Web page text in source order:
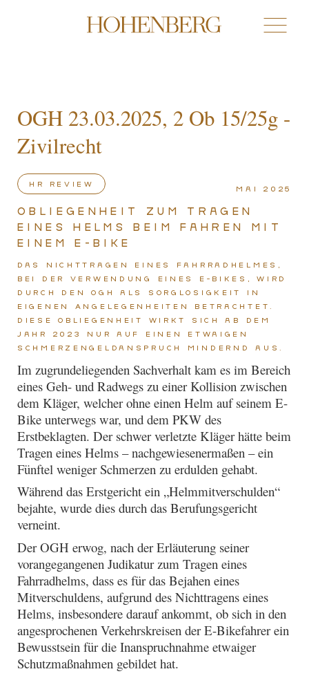
OGH 23.03.2025, 2 Ob 15/25g -
Zivilrecht
HR review
Mai 2025
Obliegenheit zum Tragen
eines Helms beim Fahren mit
einem E-Bike
Das Nichttragen eines Fahrradhelmes,
bei der Verwendung eines E-Bikes, wird
durch den OGH als Sorglosigkeit in
eigenen Angelegenheiten betrachtet.
Diese Obliegenheit wirkt sich ab dem
Jahr 2023 nur auf einen etwaigen
Schmerzengeldanspruch mindernd aus.
Im zugrundeliegenden Sachverhalt kam es im Bereich
eines Geh- und Radwegs zu einer Kollision zwischen
dem Kläger, welcher ohne einen Helm auf seinem E-
Bike unterwegs war, und dem PKW des
Erstbeklagten. Der schwer verletzte Kläger hätte beim
Tragen eines Helms – nachgewiesenermaßen – ein
Fünftel weniger Schmerzen zu erdulden gehabt.
Während das Erstgericht ein „Helmmitverschulden“
bejahte, wurde dies durch das Berufungsgericht
verneint.
Der OGH erwog, nach der Erläuterung seiner
vorangegangenen Judikatur zum Tragen eines
Fahrradhelms, dass es für das Bejahen eines
Mitverschuldens, aufgrund des Nichttragens eines
Helms, insbesondere darauf ankommt, ob sich in den
angesprochenen Verkehrskreisen der E-Bikefahrer ein
Bewusstsein für die Inanspruchnahme etwaiger
Schutzmaßnahmen gebildet hat.